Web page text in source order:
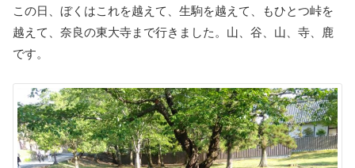
この日、ぼくはこれを越えて、生駒を越えて、もひとつ峠を
越えて、奈良の東大寺まで行きました。山、谷、山、寺、鹿
です。